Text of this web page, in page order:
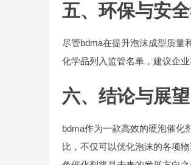
五、环保与安
尽管bdma在提升泡沫成型质量
化学品列入监管名单，建议企
六、结论与展望
bdma作为一款高效的硬泡催化
比，不仅可以优化泡沫的各项